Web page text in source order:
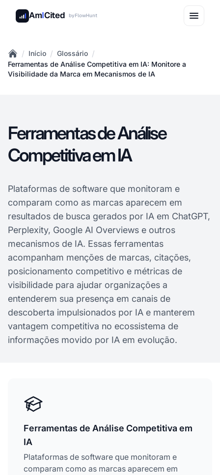
AmICited byFlowHunt
Home
/ Início / Glossário /
Ferramentas de Análise Competitiva em IA: Monitore a
Visibilidade da Marca em Mecanismos de IA
Ferramentas de Análise
Competitiva em IA
Plataformas de software que monitoram e
comparam como as marcas aparecem em
resultados de busca gerados por IA em ChatGPT,
Perplexity, Google AI Overviews e outros
mecanismos de IA. Essas ferramentas
acompanham menções de marcas, citações,
posicionamento competitivo e métricas de
visibilidade para ajudar organizações a
entenderem sua presença em canais de
descoberta impulsionados por IA e manterem
vantagem competitiva no ecossistema de
informações movido por IA em evolução.
Ferramentas de Análise Competitiva em
IA
Plataformas de software que monitoram e
comparam como as marcas aparecem em